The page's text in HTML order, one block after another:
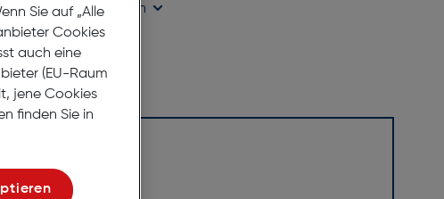
Verfügbarkeit prüfen
Sie auf „Alle
Cookies
auch eine
(EU-Raum
jene Cookies
finden Sie in